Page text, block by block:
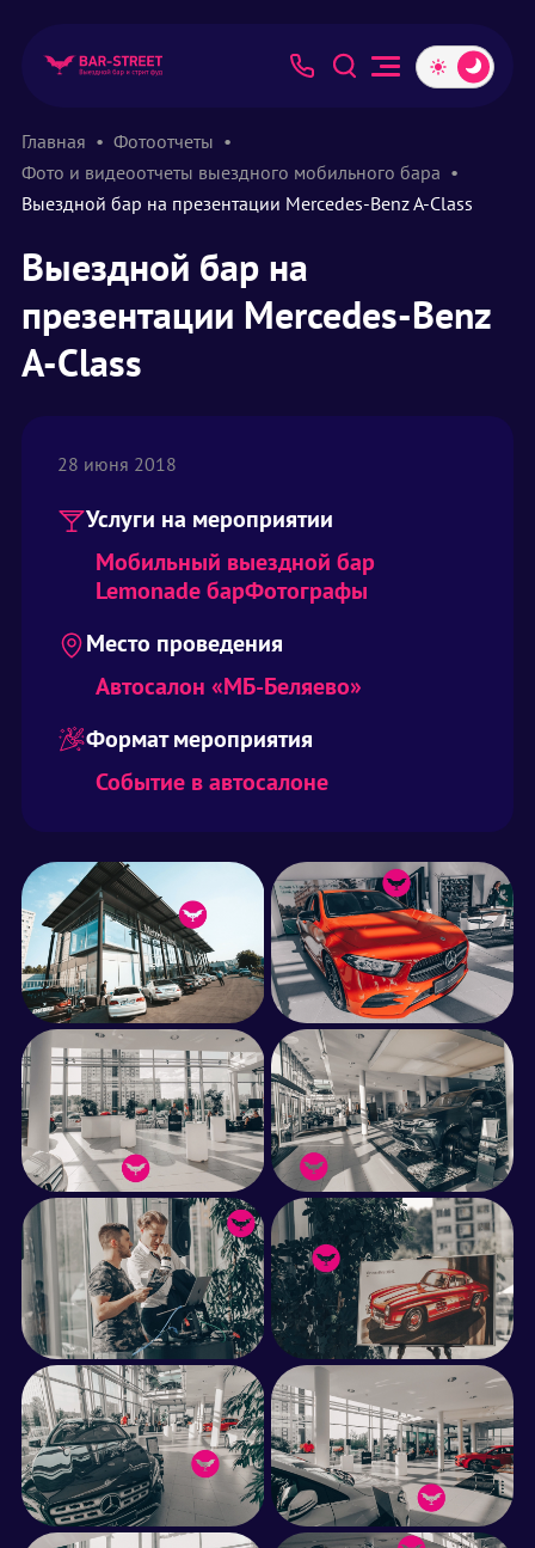
Главная
Фотоотчеты
Фото и видеоотчеты выездного мобильного бара
Выездной бар на презентации Mercedes-Benz A-Class
Выездной бар на
презентации Mercedes-Benz
A-Class
28 июня 2018
Услуги на мероприятии
Мобильный выездной бар
Lemonade барФотографы
Место проведения
Автосалон «МБ-Беляево»
Формат мероприятия
Событие в автосалоне